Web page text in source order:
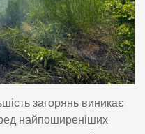
загорянь виникає
найпоширеніших